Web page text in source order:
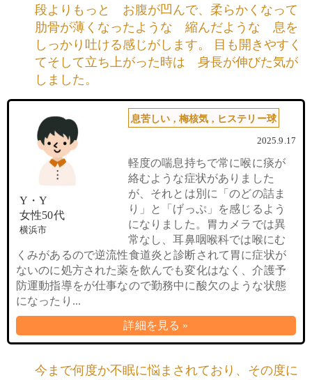
段よりもっと お腹が凹んで、柔らかくなって
肋骨が薄くなったような 縮んだような 息を
しっかり吐ける感じがします。 目も開きやすく
てそして立ち上がった時は 身長が伸びた気が
しました。
Y・Y
女性50代
横浜市
息苦しい , 梅核気 , ヒステリー球
2025.9.17
軽度の喘息持ちで常に喉に痰が
絡むような症状がありました
が、それとは別に「のどの詰ま
り」と「げっぷ」を感じるよう
になりました。胃カメラでは異
常なし、耳鼻咽喉科では喉にむ
くみがあるので逆流性食道炎と診断されて胃に症状が
ないのに処方された薬を飲んでも変化はなく、介護予
防運動指導をが仕事なので勤務中に酸欠のような状態
になったり...
詳細を見る »
今まで何度か不眠に悩まされており、その度に